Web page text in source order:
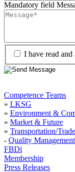
Mandatory field
I have read and
Competence Teams
» LKSG
» Environment &
» Market & Future
» Transportation/
- Quality Management
FBDi
Membership
Press Releases